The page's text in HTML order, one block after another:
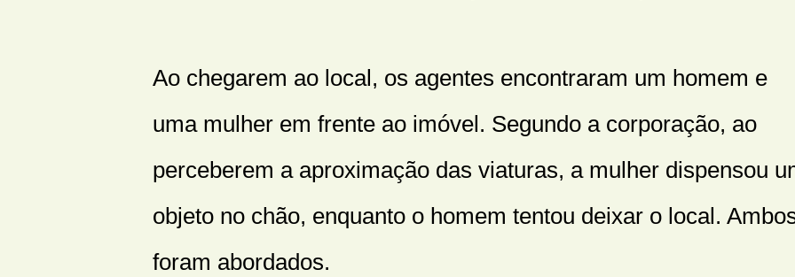
Ao chegarem ao local, os agentes encontraram um homem e
uma mulher em frente ao imóvel. Segundo a corporação, ao
perceberem a aproximação das viaturas, a mulher dispensou
objeto no chão, enquanto o homem tentou deixar o local.
foram abordados.